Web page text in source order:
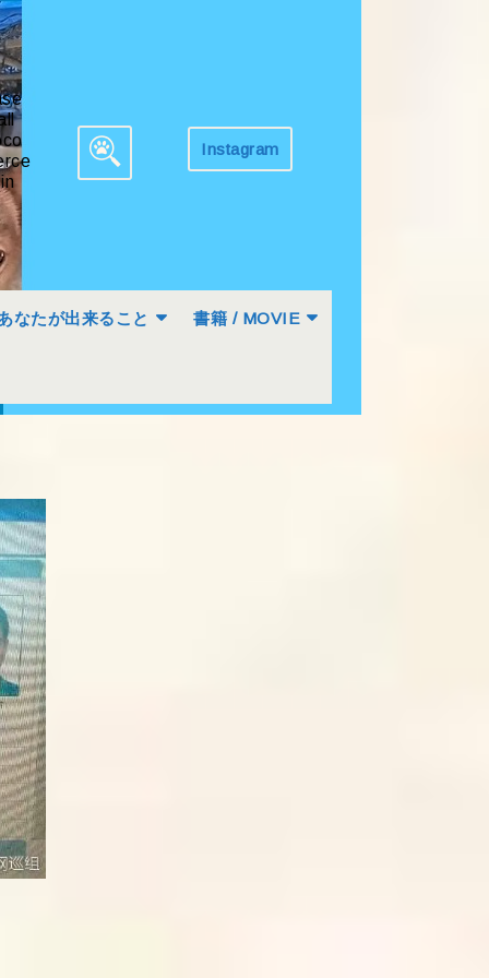
Search
InstagramGet
なたが出来ること 書籍 / MOVIE